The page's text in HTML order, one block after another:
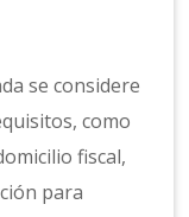
se considere
como
fiscal,
para